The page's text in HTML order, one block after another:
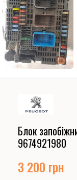
Блок
9674921980
3 200 грн